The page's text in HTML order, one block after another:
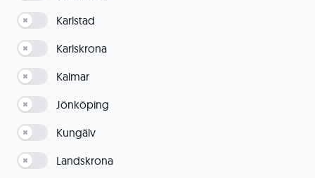
Karlstad
Karlskrona
Kalmar
Jönköping
Kungälv
Landskrona